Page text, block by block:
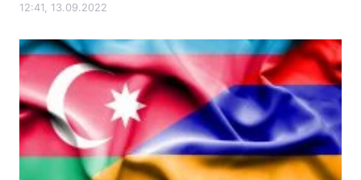
12:41, 13.09.2022